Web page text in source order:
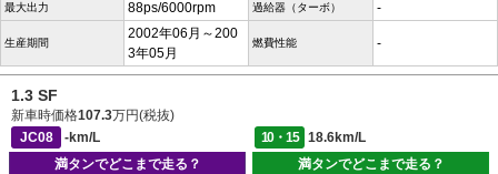
最大出力 88ps/6000rpm 過給器（ターボ） -
生産期間
2002年06月～200
3年05月
燃費性能 -
1.3 SF
新車時価格107.3万円(税抜)
JC08
-km/L 10・15
18.6km/L
満タンでどこまで走る？
満タンでどこまで走る？